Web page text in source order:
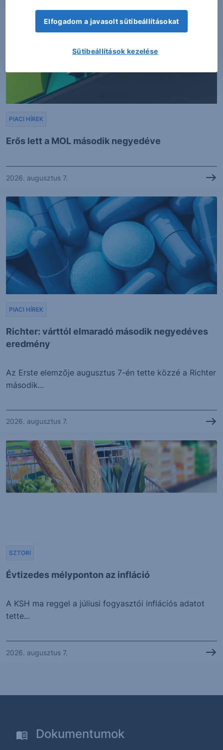
Erős lett a MOL második negyedéve
PIACI HÍREK
2026. augusztus 7.
Richter: várttól elmaradó második negyedéves
eredmény
PIACI HÍREK
Az Erste elemzője augusztus 7-én tette közzé a Richter
második...
2026. augusztus 7.
Évtizedes mélyponton az infláció
SZTORI
A KSH ma reggel a júliusi fogyasztói inflációs adatot
tette...
2026. augusztus 7.
Dokumentumok
Elfogadom a javasolt sütibeállításokat
Sütibeállítások kezelése